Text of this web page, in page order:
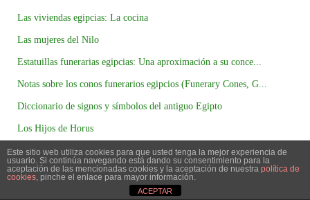
Las viviendas egipcias: La cocina
Las mujeres del Nilo
Estatuillas funerarias egipcias: Una aproximación a su conce...
Notas sobre los conos funerarios egipcios (Funerary Cones, G...
Diccionario de signos y símbolos del antiguo Egipto
Los Hijos de Horus
Este sitio web utiliza cookies para que usted tenga la mejor experiencia de
usuario. Si continúa navegando está dando su consentimiento para la
aceptación de las mencionadas cookies y la aceptación de nuestra política de
cookies, pinche el enlace para mayor información.
ACEPTAR